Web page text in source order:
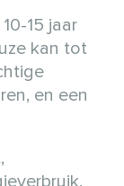
15 jaar
kan tot
en een